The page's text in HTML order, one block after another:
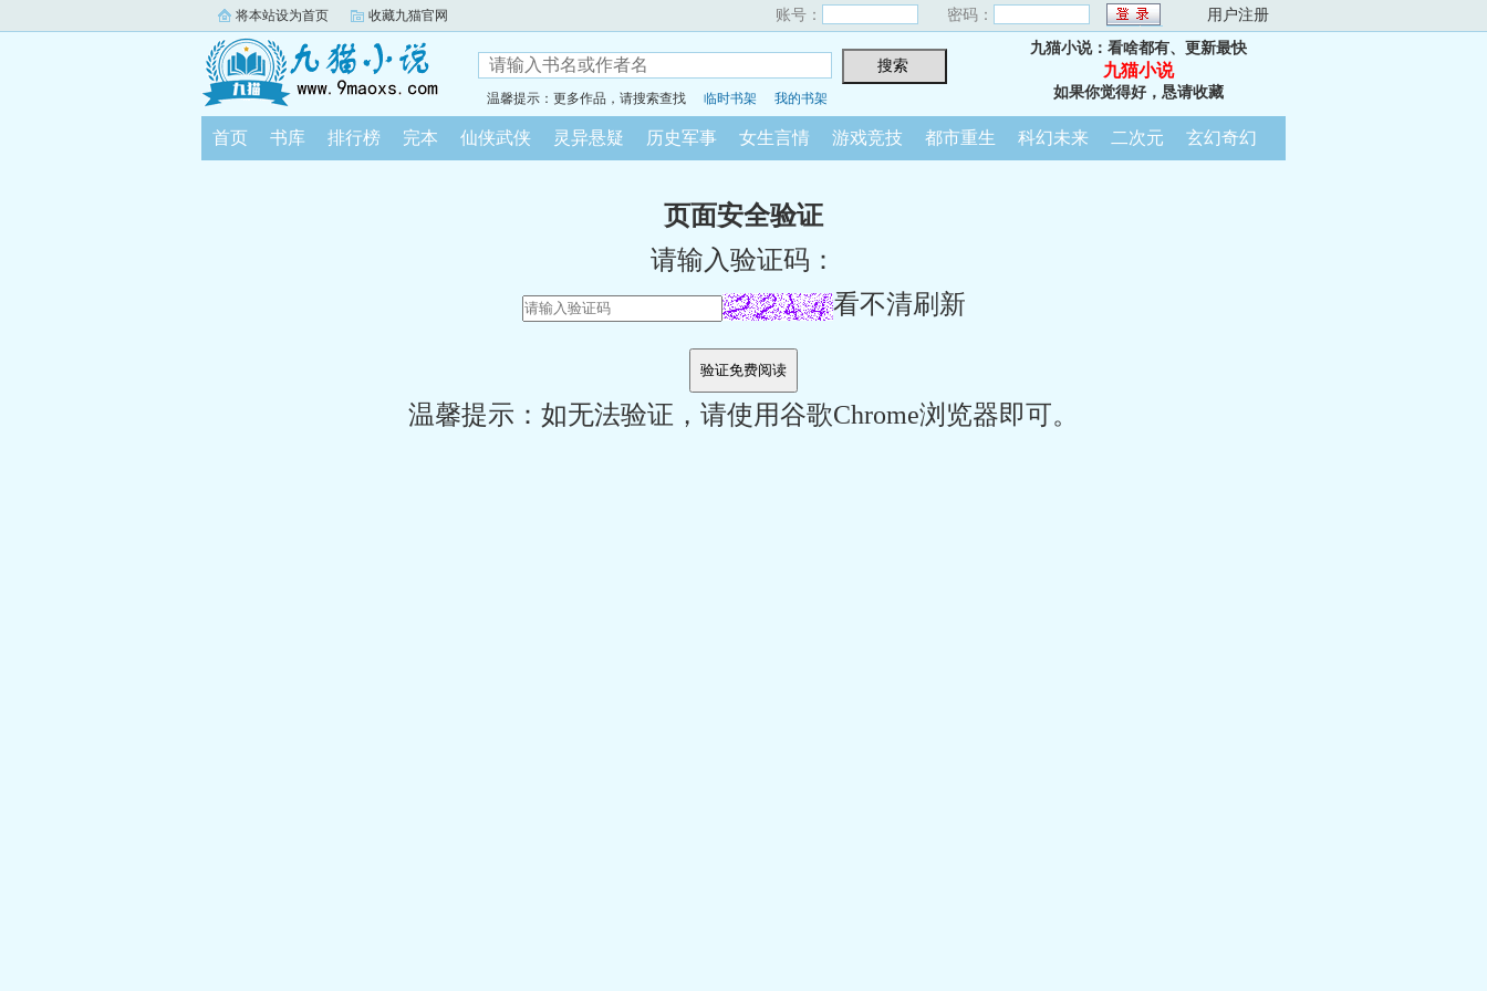
将本站设为首页 收藏九猫官网 账号： 密码： 用户注册
温馨提示：更多作品，请搜索查找 临时书架 我的书架
九猫小说：看啥都有、更新最快
九猫小说
如果你觉得好，恳请收藏
首页 书库 排行榜 完本 仙侠武侠 灵异悬疑 历史军事 女生言情 游戏竞技 都市重生 科幻未来 二次元 玄幻奇幻
页面安全验证
请输入验证码：
看不清刷新
温馨提示：如无法验证，请使用谷歌Chrome浏览器即可。